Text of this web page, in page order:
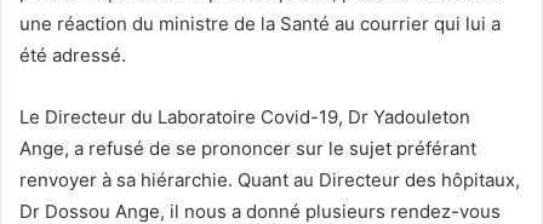
une réaction du ministre de la Santé au courrier qui lui a
été adressé.
Le Directeur du Laboratoire Covid-19, Dr Yadouleton
Ange, a refusé de se prononcer sur le sujet préférant
renvoyer à sa hiérarchie. Quant au Directeur des hôpitaux,
Dr Dossou Ange, il nous a donné plusieurs rendez-vous